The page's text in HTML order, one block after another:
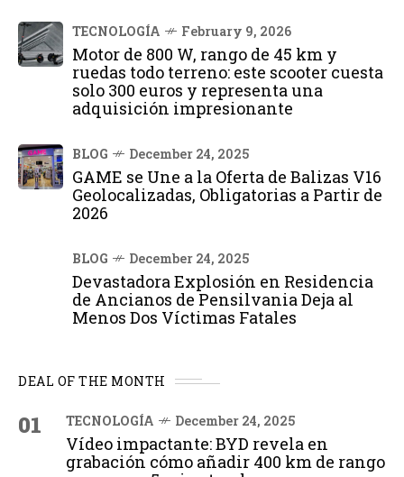
TECNOLOGÍA February 9, 2026
Motor de 800 W, rango de 45 km y
ruedas todo terreno: este scooter cuesta
solo 300 euros y representa una
adquisición impresionante
BLOG December 24, 2025
GAME se Une a la Oferta de Balizas V16
Geolocalizadas, Obligatorias a Partir de
2026
BLOG December 24, 2025
Devastadora Explosión en Residencia
de Ancianos de Pensilvania Deja al
Menos Dos Víctimas Fatales
DEAL OF THE MONTH
01 TECNOLOGÍA December 24, 2025
Vídeo impactante: BYD revela en
grabación cómo añadir 400 km de rango